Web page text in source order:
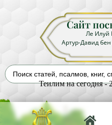
Сайт
Ле
Артур-Давид